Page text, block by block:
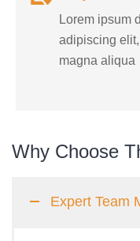
Lorem ipsum
adipiscing
magna aliqua
Why Choose
Expert Team